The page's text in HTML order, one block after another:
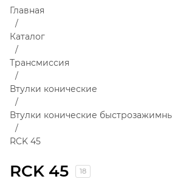
RCK 45 18
Главная
Каталог
Трансмиссия
Втулки конические
Втулки конические
RCK 45